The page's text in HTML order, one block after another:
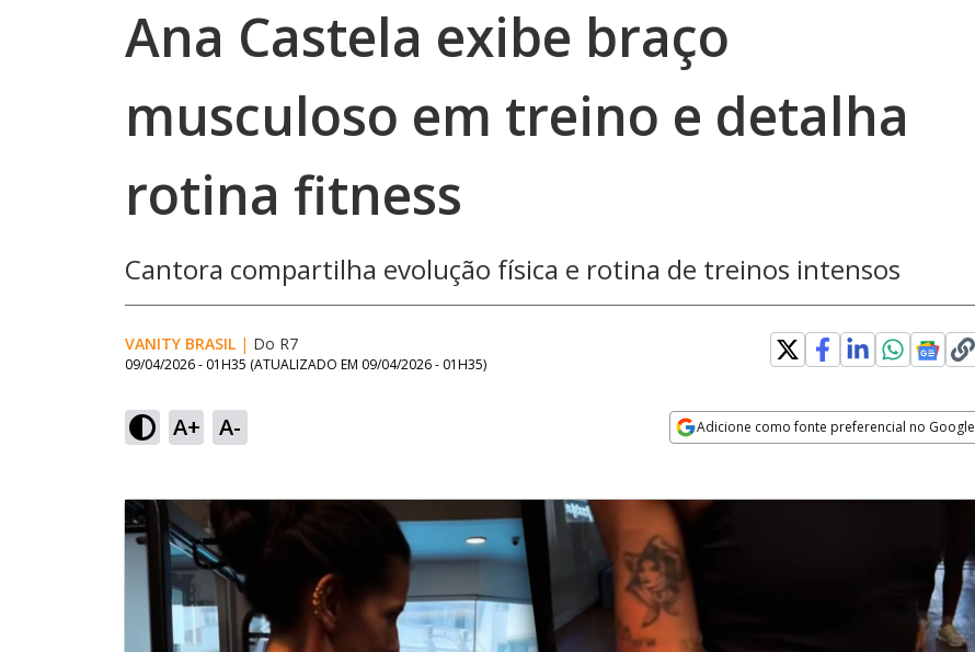
Ana Castela exibe braço
musculoso em treino e detalha
rotina fitness
Cantora compartilha evolução física e rotina de treinos intensos
VANITY BRASIL | Do R7
09/04/2026 - 01H35 (ATUALIZADO EM 09/04/2026 - 01H35)
A+ A- Adicione como fonte preferencial no Google